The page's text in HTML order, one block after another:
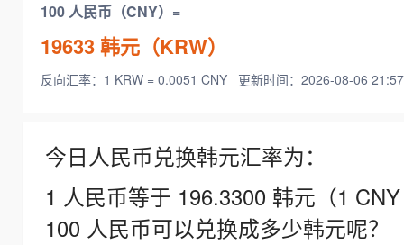
100 人民币（CNY）=
19633韩元（KRW）
反向汇率：1 KRW = 0.0051 CNY 更新时间：2026-08-06
今日人民币兑换韩元汇率为：
1 人民币等于 196.3300 韩元（1
100 人民币可以兑换成多少韩元呢？